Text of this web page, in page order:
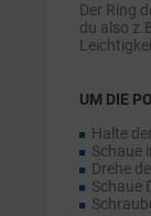
Der Ring
du also
UM DIE
Halte
Schaue
Drehe
Schaue